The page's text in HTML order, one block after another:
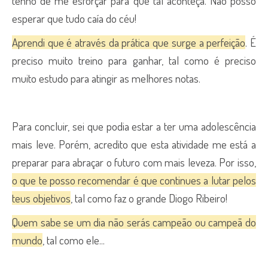
esperar que tudo caía do céu!
Aprendi que é através da prática que surge a perfeição. É
preciso muito treino para ganhar, tal como é preciso
muito estudo para atingir as melhores notas.
Para concluir, sei que podia estar a ter uma adolescência
mais leve. Porém, acredito que esta atividade me está a
preparar para abraçar o futuro com mais leveza. Por isso,
o que te posso recomendar é que continues a lutar pelos
teus objetivos , tal como faz o grande Diogo Ribeiro!
Quem sabe se um dia não serás campeão ou campeã do
mundo , tal como ele...